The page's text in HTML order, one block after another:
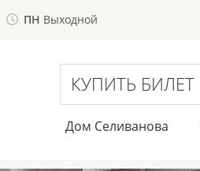
ПН Выходной
КУПИТЬ БИЛЕТ
Дом Селиванова